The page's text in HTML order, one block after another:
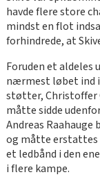
havde flere store
mindst en flot
forhindrede, at
Foruden et aldeles
nærmest løbet ind
støtter, Christoffer
måtte sidde
Andreas
og måtte erstattes
et ledbånd i den
i flere kampe.